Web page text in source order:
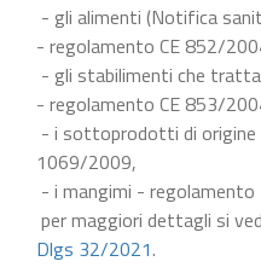
- gli alimenti (Notifica
- regolamento CE 852/
- gli stabilimenti che
- regolamento CE 853/
- i sottoprodotti di origine
1069/2009,
- i mangimi -
per maggiori dettagli si
Dlgs 32/2021.